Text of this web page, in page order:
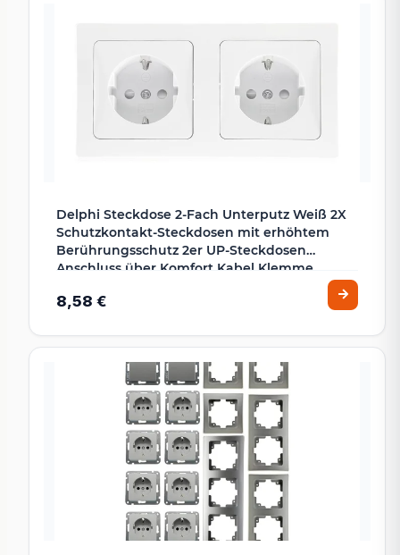
Delphi Steckdose 2-Fach Unterputz Weiß 2X
Schutzkontakt-Steckdosen mit erhöhtem
Berührungsschutz 2er UP-Steckdosen
Anschluss über Komfort Kabel Klemme
8,58 €